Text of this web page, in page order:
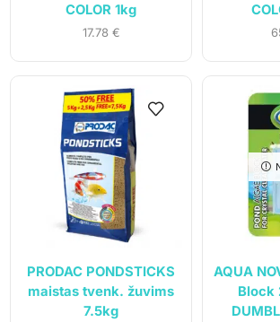
COLOR 1kg
17.78 €
PRODAC PONDSTICKS
maistas tvenk. žuvims
7.5kg
AQUA
Block